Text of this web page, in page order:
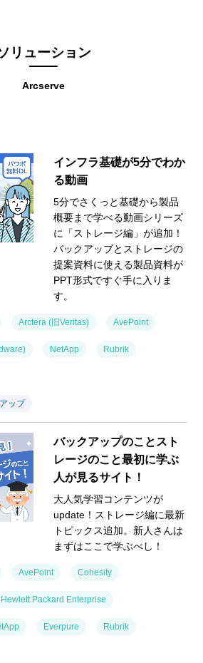
Arcserve
リューション
インフラ基礎が5分でわか
る動画
5分でさくっと基礎から製品
概要まで学べる動画シリーズ
に「ストレージ編」が追加！
バックアップとストレージの
提案資料に使える製品資料が
PPT形式ですぐ手に入りま
す。
Arctera (旧Veritas) AvePoint
NetApp Rubrik
ップ
バックアップのことスト
レージのこと最初に学ぶ
人が見るサイト！
大人気学習コンテンツが
update！ストレージ編に最新
トピックス追加。新人さんは
まずはここで学ぶべし！
AvePoint Cohesity
Hewlett Packard Enterprise
Everpure Rubrik